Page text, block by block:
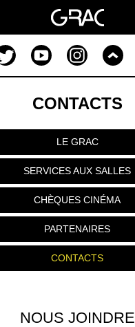
CONTACTS
LE GRAC
SERVICES AUX SALLES
CHÈQUES CINÉMA
PARTENAIRES
CONTACTS
NOUS JOINDRE